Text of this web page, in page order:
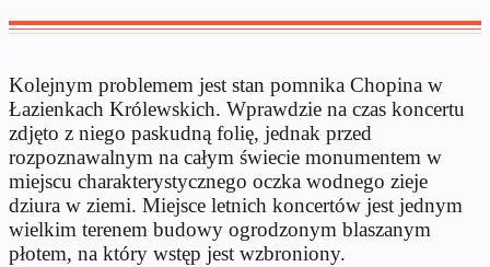
Kolejnym problemem jest stan pomnika Chopina w
Łazienkach Królewskich. Wprawdzie na czas koncertu
zdjęto z niego paskudną folię, jednak przed
rozpoznawalnym na całym świecie monumentem w
miejscu charakterystycznego oczka wodnego zieje
dziura w ziemi. Miejsce letnich koncertów jest jednym
wielkim terenem budowy ogrodzonym blaszanym
płotem, na który wstęp jest wzbroniony.